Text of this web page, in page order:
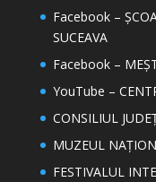
Facebook –
SUCEAVA
Facebook –
YouTube –
CONSILIUL
MUZEUL
FESTIVALUL